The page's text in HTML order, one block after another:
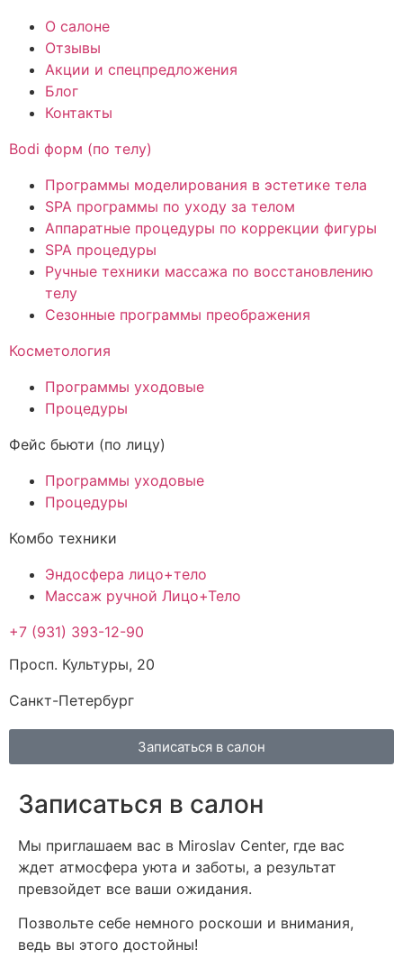
О салоне
Отзывы
Акции и спецпредложения
Блог
Контакты
Bodi форм (по телу)
Программы моделирования в эстетике тела
SPA программы по уходу за телом
Аппаратные процедуры по коррекции фигуры
SPA процедуры
Ручные техники массажа по восстановлению
телу
Сезонные программы преображения
Косметология
Программы уходовые
Процедуры
Фейс бьюти (по лицу)
Программы уходовые
Процедуры
Комбо техники
Эндосфера лицо+тело
Массаж ручной Лицо+Тело
+7 (931) 393-12-90
Просп. Культуры, 20
Санкт-Петербург
Записаться в салон
Записаться в салон
Мы приглашаем вас в Miroslav Center, где вас
ждет атмосфера уюта и заботы, а результат
превзойдет все ваши ожидания.
Позвольте себе немного роскоши и внимания,
ведь вы этого достойны!